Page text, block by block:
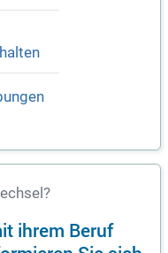
ihrem Beruf